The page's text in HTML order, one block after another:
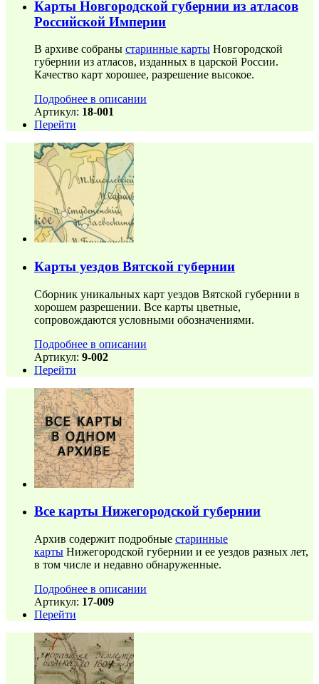
Карты Новгородской губернии из атласов
Российской Империи
В архиве собраны старинные карты Новгородской
губернии из атласов, изданных в царской России.
Качество карт хорошее, разрешение высокое.
Подробнее в описании
Артикул: 18-001
Перейти
Карты уездов Вятской губернии
Сборник уникальных карт уездов Вятской губернии в
хорошем разрешении. Все карты цветные,
сопровождаются условными обозначениями.
Подробнее в описании
Артикул: 9-002
Перейти
Все карты Нижегородской губернии
Архив содержит подробные старинные
карты Нижегородской губернии и ее уездов разных лет,
в том числе и недавно обнаруженные.
Подробнее в описании
Артикул: 17-009
Перейти